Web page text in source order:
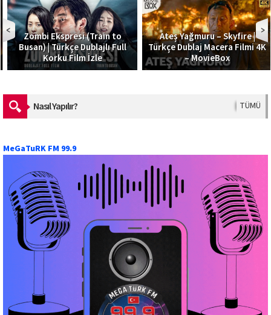
Zombi Ekspresi (Train to
Busan) | Türkçe Dublajlı Full
Korku Film İzle
Ateş Yağmuru – Skyfire |
Türkçe Dublaj Macera Filmi 4K
– MovieBox
Nasıl Yapılır? TÜMÜ
MeGaTuRK FM 99.9